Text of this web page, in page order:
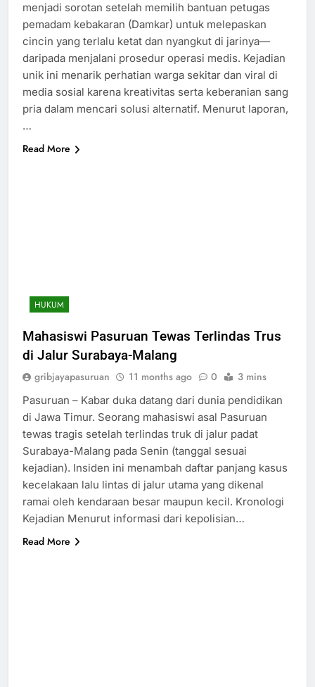
menjadi sorotan setelah memilih bantuan petugas
pemadam kebakaran (Damkar) untuk melepaskan
cincin yang terlalu ketat dan nyangkut di jarinya—
daripada menjalani prosedur operasi medis. Kejadian
unik ini menarik perhatian warga sekitar dan viral di
media sosial karena kreativitas serta keberanian sang
pria dalam mencari solusi alternatif. Menurut laporan,
…
Read More
HUKUM
Mahasiswi Pasuruan Tewas Terlindas Trus
di Jalur Surabaya-Malang
gribjayapasuruan 11 months ago 0 3 mins
Pasuruan – Kabar duka datang dari dunia pendidikan
di Jawa Timur. Seorang mahasiswi asal Pasuruan
tewas tragis setelah terlindas truk di jalur padat
Surabaya-Malang pada Senin (tanggal sesuai
kejadian). Insiden ini menambah daftar panjang kasus
kecelakaan lalu lintas di jalur utama yang dikenal
ramai oleh kendaraan besar maupun kecil. Kronologi
Kejadian Menurut informasi dari kepolisian…
Read More